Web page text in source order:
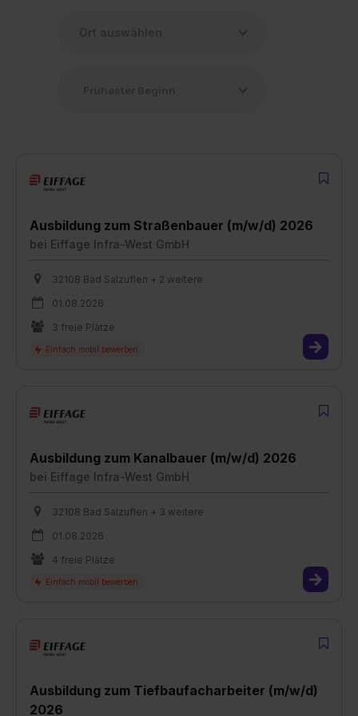
Ausbildung zum Straßenbauer (m/w/d) 2026
bei Eiffage Infra-West GmbH
32108 Bad Salzuflen + 2 weitere
01.08.2026
3 freie Plätze
Ausbildung zum Kanalbauer (m/w/d) 2026
bei Eiffage Infra-West GmbH
32108 Bad Salzuflen + 3 weitere
01.08.2026
4 freie Plätze
Ausbildung zum Tiefbaufacharbeiter (m/w/d)
2026